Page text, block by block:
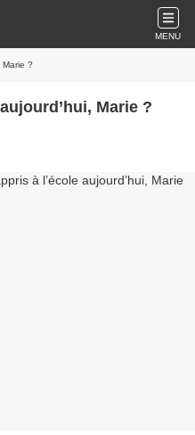
MENU
Marie ?
Marie ?